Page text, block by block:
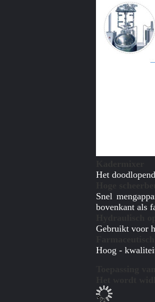
Het
Snel
bovenkant als
Gebruikt voor
Hoog -